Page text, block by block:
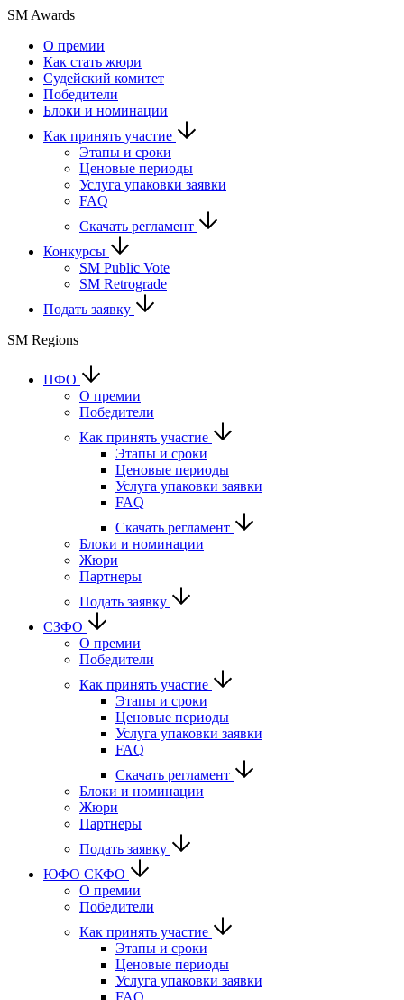
SM Awards
О премии
Как стать жюри
Судейский комитет
Победители
Блоки и номинации
Как принять участие
Этапы и сроки
Ценовые периоды
Услуга упаковки заявки
FAQ
Скачать регламент
Конкурсы
SM Public Vote
SM Retrograde
Подать заявку
SM Regions
ПФО
О премии
Победители
Как принять участие
Этапы и сроки
Ценовые периоды
Услуга упаковки заявки
FAQ
Скачать регламент
Блоки и номинации
Жюри
Партнеры
Подать заявку
СЗФО
О премии
Победители
Как принять участие
Этапы и сроки
Ценовые периоды
Услуга упаковки заявки
FAQ
Скачать регламент
Блоки и номинации
Жюри
Партнеры
Подать заявку
ЮФО СКФО
О премии
Победители
Как принять участие
Этапы и сроки
Ценовые периоды
Услуга упаковки заявки
FAQ